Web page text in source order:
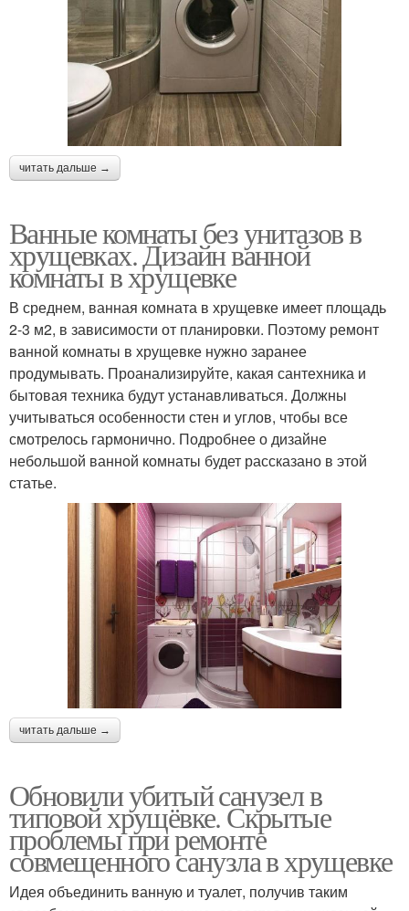
читать дальше →
Ванные комнаты без унитазов в
хрущевках. Дизайн ванной
комнаты в хрущевке
В среднем, ванная комната в хрущевке имеет площадь
2-3 м2, в зависимости от планировки. Поэтому ремонт
ванной комнаты в хрущевке нужно заранее
продумывать. Проанализируйте, какая сантехника и
бытовая техника будут устанавливаться. Должны
учитываться особенности стен и углов, чтобы все
смотрелось гармонично. Подробнее о дизайне
небольшой ванной комнаты будет рассказано в этой
статье.
читать дальше →
Обновили убитый санузел в
типовой хрущёвке. Скрытые
проблемы при ремонте
совмещенного санузла в хрущевке
Идея объединить ванную и туалет, получив таким